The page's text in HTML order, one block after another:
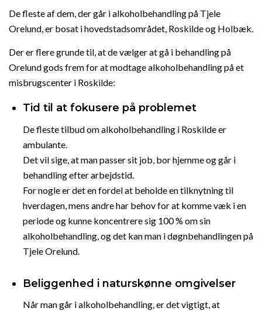
De fleste af dem, der går i alkoholbehandling på Tjele
Orelund, er bosat i hovedstadsområdet, Roskilde og Holbæk.
Der er flere grunde til, at de vælger at gå i behandling på
Orelund gods frem for at modtage alkoholbehandling på et
misbrugscenter i Roskilde:
Tid til at fokusere på problemet
De fleste tilbud om alkoholbehandling i Roskilde er
ambulante.
Det vil sige, at man passer sit job, bor hjemme og går i
behandling efter arbejdstid.
For nogle er det en fordel at beholde en tilknytning til
hverdagen, mens andre har behov for at komme væk i en
periode og kunne koncentrere sig 100 % om sin
alkoholbehandling, og det kan man i døgnbehandlingen på
Tjele Orelund.
Beliggenhed i naturskønne omgivelser
Når man går i alkoholbehandling, er det vigtigt, at